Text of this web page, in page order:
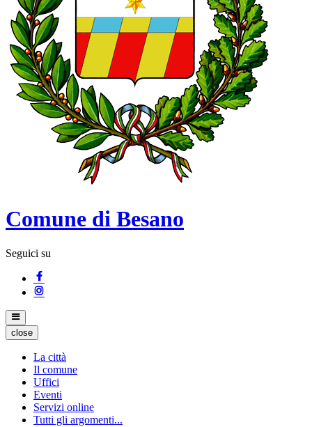
Comune di Besano
Seguici su
close
La città
Il comune
Uffici
Eventi
Servizi online
Tutti gli argomenti...